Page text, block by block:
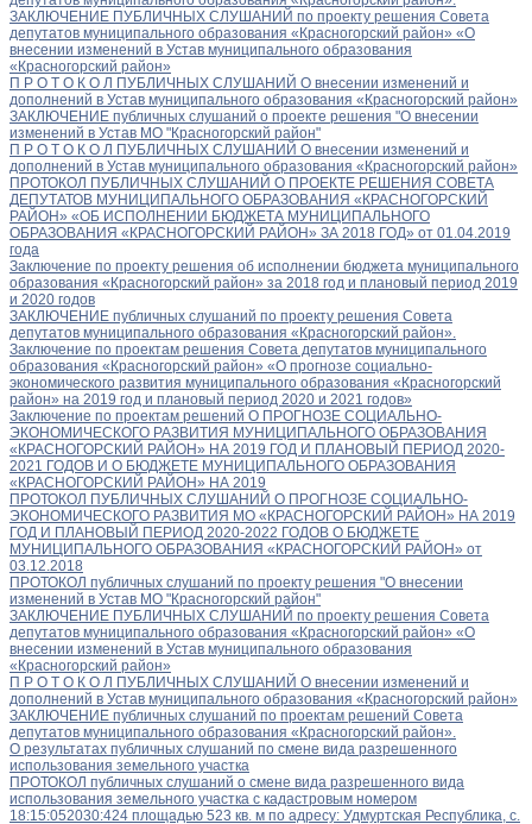
ЗАКЛЮЧЕНИЕ ПУБЛИЧНЫХ СЛУШАНИЙ по проекту решения Совета
депутатов муниципального образования «Красногорский район» «О
внесении изменений в Устав муниципального образования
«Красногорский район»
П Р О Т О К О Л ПУБЛИЧНЫХ СЛУШАНИЙ О внесении изменений и
дополнений в Устав муниципального образования «Красногорский район»
ЗАКЛЮЧЕНИЕ публичных слушаний о проекте решения "О внесении
изменений в Устав МО "Красногорский район"
П Р О Т О К О Л ПУБЛИЧНЫХ СЛУШАНИЙ О внесении изменений и
дополнений в Устав муниципального образования «Красногорский район»
ПРОТОКОЛ ПУБЛИЧНЫХ СЛУШАНИЙ О ПРОЕКТЕ РЕШЕНИЯ СОВЕТА
ДЕПУТАТОВ МУНИЦИПАЛЬНОГО ОБРАЗОВАНИЯ «КРАСНОГОРСКИЙ
РАЙОН» «ОБ ИСПОЛНЕНИИ БЮДЖЕТА МУНИЦИПАЛЬНОГО
ОБРАЗОВАНИЯ «КРАСНОГОРСКИЙ РАЙОН» ЗА 2018 ГОД» от 01.04.2019
года
Заключение по проекту решения об исполнении бюджета муниципального
образования «Красногорский район» за 2018 год и плановый период 2019
и 2020 годов
ЗАКЛЮЧЕНИЕ публичных слушаний по проекту решения Совета
депутатов муниципального образования «Красногорский район».
Заключение по проектам решения Совета депутатов муниципального
образования «Красногорский район» «О прогнозе социально-
экономического развития муниципального образования «Красногорский
район» на 2019 год и плановый период 2020 и 2021 годов»
Заключение по проектам решений О ПРОГНОЗЕ СОЦИАЛЬНО-
ЭКОНОМИЧЕСКОГО РАЗВИТИЯ МУНИЦИПАЛЬНОГО ОБРАЗОВАНИЯ
«КРАСНОГОРСКИЙ РАЙОН» НА 2019 ГОД И ПЛАНОВЫЙ ПЕРИОД 2020-
2021 ГОДОВ И О БЮДЖЕТЕ МУНИЦИПАЛЬНОГО ОБРАЗОВАНИЯ
«КРАСНОГОРСКИЙ РАЙОН» НА 2019
ПРОТОКОЛ ПУБЛИЧНЫХ СЛУШАНИЙ О ПРОГНОЗЕ СОЦИАЛЬНО-
ЭКОНОМИЧЕСКОГО РАЗВИТИЯ МО «КРАСНОГОРСКИЙ РАЙОН» НА 2019
ГОД И ПЛАНОВЫЙ ПЕРИОД 2020-2022 ГОДОВ О БЮДЖЕТЕ
МУНИЦИПАЛЬНОГО ОБРАЗОВАНИЯ «КРАСНОГОРСКИЙ РАЙОН» от
03.12.2018
ПРОТОКОЛ публичных слушаний по проекту решения "О внесении
изменений в Устав МО "Красногорский район"
ЗАКЛЮЧЕНИЕ ПУБЛИЧНЫХ СЛУШАНИЙ по проекту решения Совета
депутатов муниципального образования «Красногорский район» «О
внесении изменений в Устав муниципального образования
«Красногорский район»
П Р О Т О К О Л ПУБЛИЧНЫХ СЛУШАНИЙ О внесении изменений и
дополнений в Устав муниципального образования «Красногорский район»
ЗАКЛЮЧЕНИЕ публичных слушаний по проектам решений Совета
депутатов муниципального образования «Красногорский район».
О результатах публичных слушаний по смене вида разрешенного
использования земельного участка
ПРОТОКОЛ публичных слушаний о смене вида разрешенного вида
использования земельного участка с кадастровым номером
18:15:052030:424 площадью 523 кв. м по адресу: Удмуртская Республика, с.